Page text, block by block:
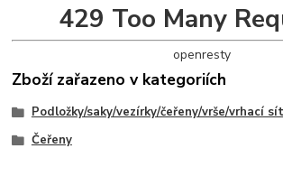
429 Too Many
openresty
Zboží zařazeno v kategoriích
Podložky/saky/vezírky/čeřeny/vrše/vrhací
Čeřeny